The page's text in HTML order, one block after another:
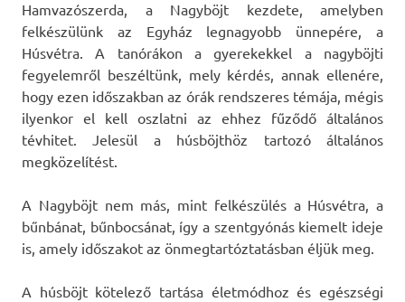
Hamvazószerda, a Nagyböjt kezdete, amelyben
felkészülünk az Egyház legnagyobb ünnepére, a
Húsvétra. A tanórákon a gyerekekkel a nagyböjti
fegyelemről beszéltünk, mely kérdés, annak ellenére,
hogy ezen időszakban az órák rendszeres témája, mégis
ilyenkor el kell oszlatni az ehhez fűződő általános
tévhitet. Jelesül a húsböjthöz tartozó általános
megközelítést.
A Nagyböjt nem más, mint felkészülés a Húsvétra, a
bűnbánat, bűnbocsánat, így a szentgyónás kiemelt ideje
is, amely időszakot az önmegtartóztatásban éljük meg.
A húsböjt kötelező tartása életmódhoz és egészségi